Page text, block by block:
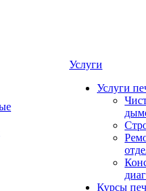
Услуги
Услуги
Курсы